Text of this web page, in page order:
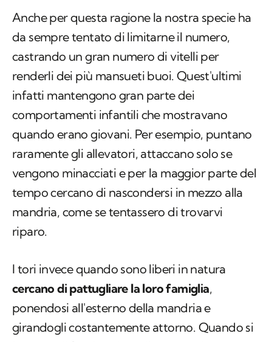
Anche per questa ragione la nostra specie ha
da sempre tentato di limitarne il numero,
castrando un gran numero di vitelli per
renderli dei più mansueti buoi. Quest'ultimi
infatti mantengono gran parte dei
comportamenti infantili che mostravano
quando erano giovani. Per esempio, puntano
raramente gli allevatori, attaccano solo se
vengono minacciati e per la maggior parte del
tempo cercano di nascondersi in mezzo alla
mandria, come se tentassero di trovarvi
riparo.
I tori invece quando sono liberi in natura
cercano di pattugliare la loro famiglia,
ponendosi all'esterno della mandria e
girandogli costantemente attorno. Quando si